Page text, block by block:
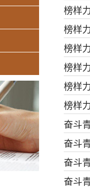
榜样
榜样
榜样
榜样
榜样
榜样
奋斗
奋斗
奋斗
奋斗